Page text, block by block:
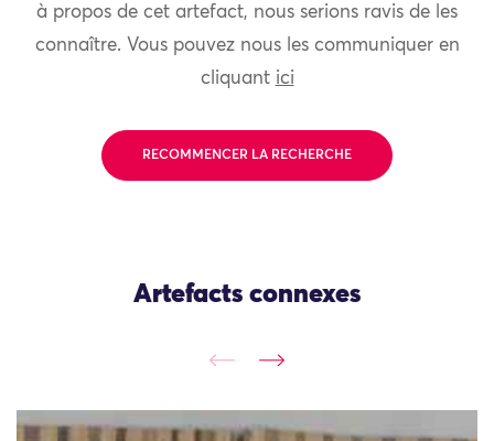
à propos de cet artefact, nous serions ravis de les
connaître. Vous pouvez nous les communiquer en
cliquant ici
RECOMMENCER LA RECHERCHE
Artefacts connexes